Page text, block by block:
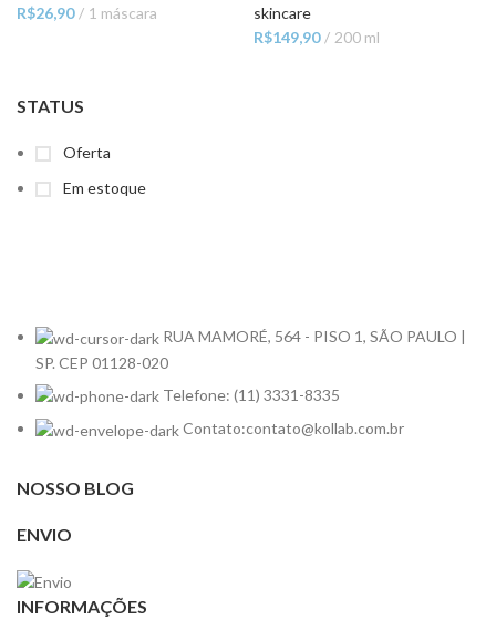
STATUS
Oferta
Em estoque
R$26,90 1 máscara
skincare
R$149,90 200 ml
RUA MAMORÉ, 564 - PISO 1, SÃO PAULO |
SP. CEP 01128-020
Telefone: (11) 3331-8335
Contato:contato@kollab.com.br
NOSSO BLOG
ENVIO
INFORMAÇÕES